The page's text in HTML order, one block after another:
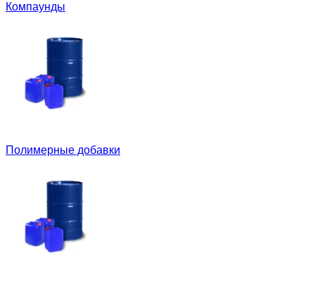
Компаунды
Полимерные добавки